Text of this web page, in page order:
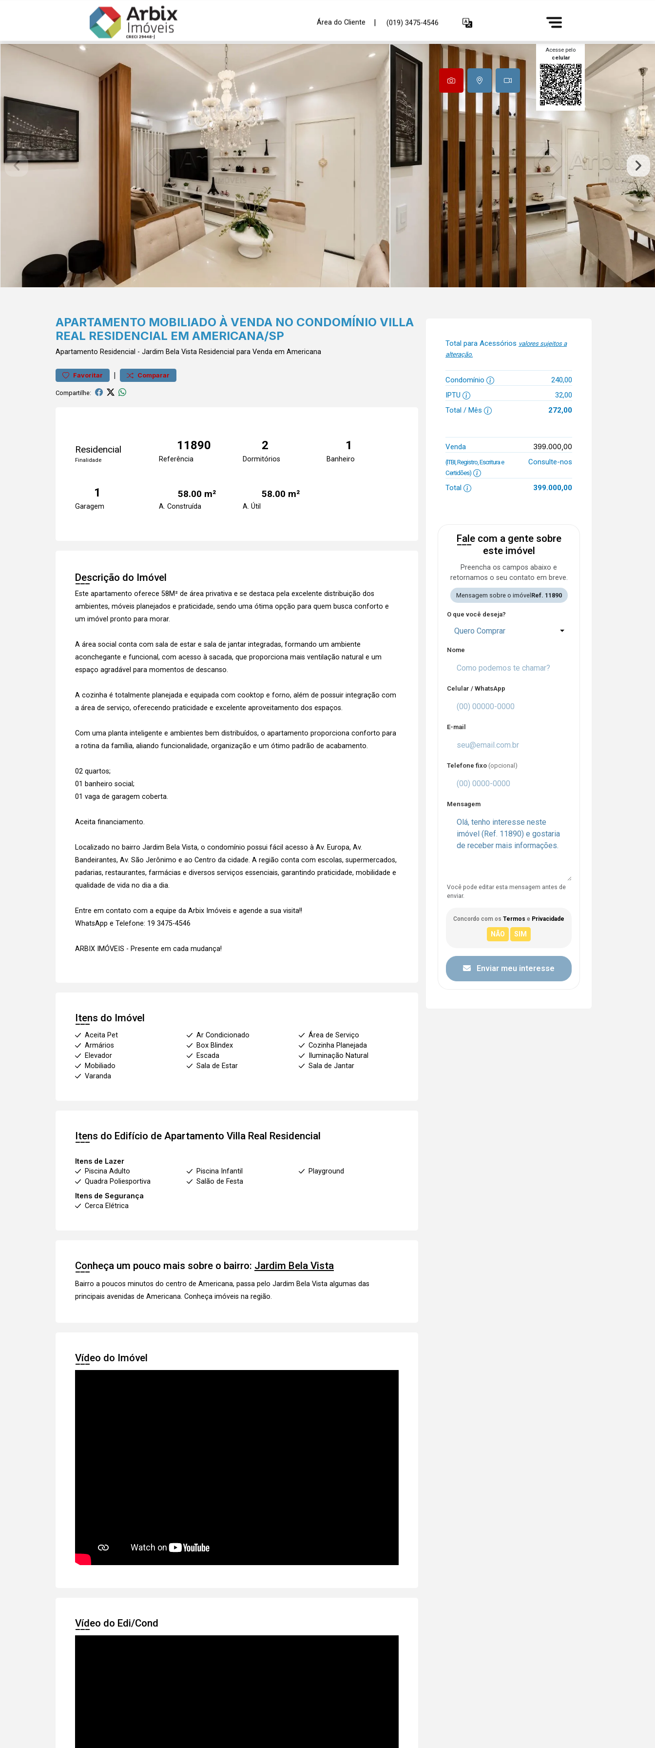
Área do Cliente | (019) 3475-4546
Acesse pelo
celular
APARTAMENTO MOBILIADO À VENDA NO CONDOMÍNIO VILLA
REAL RESIDENCIAL EM AMERICANA/SP
Apartamento Residencial - Jardim Bela Vista Residencial para Venda em Americana
Favoritar | Comparar
Compartilhe:
Residencial
Finalidade
11890
Referência
2
Dormitórios
1
Banheiro
1
Garagem
58.00 m²
A. Construída
58.00 m²
A. Útil
Descrição do Imóvel
Este apartamento oferece 58M² de área privativa e se destaca pela excelente distribuição dos
ambientes, móveis planejados e praticidade, sendo uma ótima opção para quem busca conforto e
um imóvel pronto para morar.
A área social conta com sala de estar e sala de jantar integradas, formando um ambiente
aconchegante e funcional, com acesso à sacada, que proporciona mais ventilação natural e um
espaço agradável para momentos de descanso.
A cozinha é totalmente planejada e equipada com cooktop e forno, além de possuir integração com
a área de serviço, oferecendo praticidade e excelente aproveitamento dos espaços.
Com uma planta inteligente e ambientes bem distribuídos, o apartamento proporciona conforto para
a rotina da família, aliando funcionalidade, organização e um ótimo padrão de acabamento.
02 quartos;
01 banheiro social;
01 vaga de garagem coberta.
Aceita financiamento.
Localizado no bairro Jardim Bela Vista, o condomínio possui fácil acesso à Av. Europa, Av.
Bandeirantes, Av. São Jerônimo e ao Centro da cidade. A região conta com escolas, supermercados,
padarias, restaurantes, farmácias e diversos serviços essenciais, garantindo praticidade, mobilidade e
qualidade de vida no dia a dia.
Entre em contato com a equipe da Arbix Imóveis e agende a sua visita!!
WhatsApp e Telefone: 19 3475-4546
ARBIX IMÓVEIS - Presente em cada mudança!
Itens do Imóvel
Aceita Pet Ar Condicionado
Área de Serviço
Armários
Box Blindex
Cozinha Planejada
Elevador
Escada
Iluminação Natural
Mobiliado
Sala de Estar
Sala de Jantar
Varanda
Itens do Edifício de Apartamento Villa Real Residencial
Itens de Lazer
Piscina Adulto
Piscina Infantil
Playground
Quadra Poliesportiva
Salão de Festa
Itens de Segurança
Cerca Elétrica
Conheça um pouco mais sobre o bairro: Jardim Bela Vista
Bairro a poucos minutos do centro de Americana, passa pelo Jardim Bela Vista algumas das
principais avenidas de Americana. Conheça imóveis na região.
Vídeo do Imóvel
Vídeo do Edi/Cond
Total para Acessórios valores sujeitos a
alteração.
Condomínio
240,00
IPTU
32,00
Total / Mês
272,00
Venda 399.000,00
(ITBI, Registro, Escritura e
Certidões)
Consulte-nos
Total 399.000,00
Fale com a gente sobre
este imóvel
Preencha os campos abaixo e
retornamos o seu contato em breve.
Mensagem sobre o imóvel Ref. 11890
O que você deseja?
Quero Comprar
Nome
Celular / WhatsApp
E-mail
Telefone fixo (opcional)
Mensagem
Você pode editar esta mensagem antes de
enviar.
Concordo com os Termos e Privacidade
Enviar meu interesse